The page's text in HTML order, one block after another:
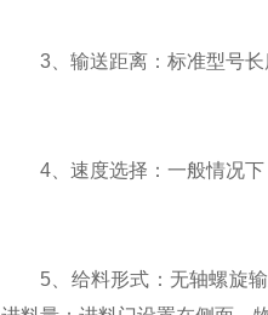
3、输送距离：标准型号长
4、速度选择：一般情况下，
5、给料形式：无轴螺旋输